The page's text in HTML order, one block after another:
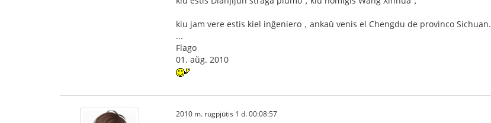
kiu jam vere estis kiel inĝeniero，ankaŭ venis el Chengdu de provinco Sichuan.
...
Flago
01. aŭg. 2010
2010 m. rugpjūtis 1 d. 00:08:57